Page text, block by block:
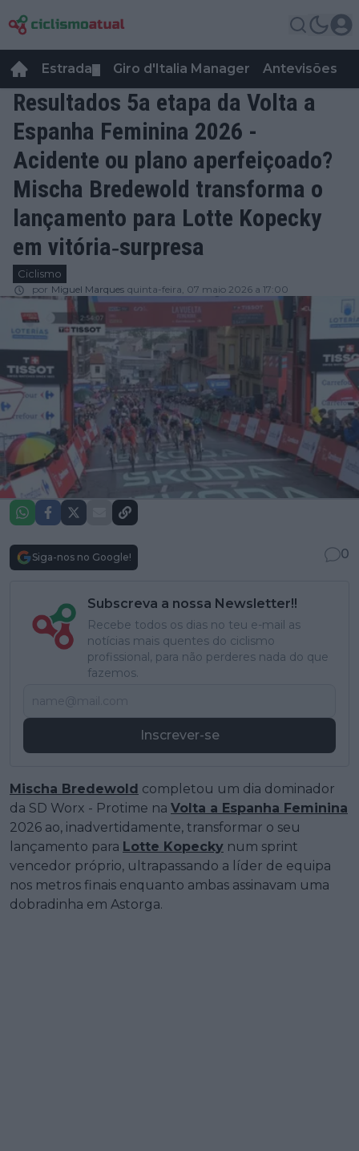
Estrada Giro d'Italia Manager Antevisões
Resultados 5a etapa da Volta a
Espanha Feminina 2026 -
Acidente ou plano aperfeiçoado?
Mischa Bredewold transforma o
lançamento para Lotte Kopecky
em vitória‐surpresa
Ciclismo
por Miguel Marques quinta-feira, 07 maio 2026 a 17:00
Siga-nos no Google! 0
Subscreva a nossa Newsletter!!
Recebe todos os dias no teu e-mail as
notícias mais quentes do ciclismo
profissional, para não perderes nada do que
fazemos.
Inscrever-se
Mischa Bredewold completou um dia dominador
da SD Worx - Protime na Volta a Espanha Feminina
2026 ao, inadvertidamente, transformar o seu
lançamento para Lotte Kopecky num sprint
vencedor próprio, ultrapassando a líder de equipa
nos metros finais enquanto ambas assinavam uma
dobradinha em Astorga.